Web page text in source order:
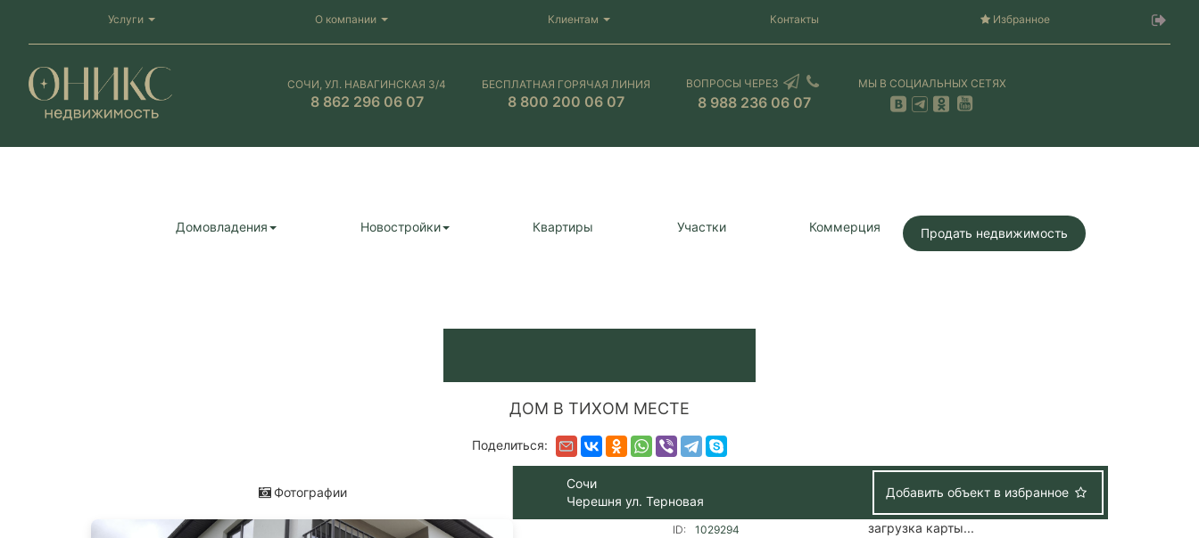
Услуги О компании Клиентам Контакты Избранное
СОЧИ, УЛ. НАВАГИНСКАЯ 3/4
8 862 296 06 07
БЕСПЛАТНАЯ ГОРЯЧАЯ ЛИНИЯ
8 800 200 06 07
ВОПРОСЫ ЧЕРЕЗ
8 988 236 06 07
МЫ В СОЦИАЛЬНЫХ СЕТЯХ
Домовладения Новостройки Квартиры Участки Коммерция Продать недвижимость
ДОМ В ТИХОМ МЕСТЕ
Поделиться:
Фотографии
Сочи
Черешня ул. Терновая
Добавить объект в избранное
ID:
1029294
загрузка карты...